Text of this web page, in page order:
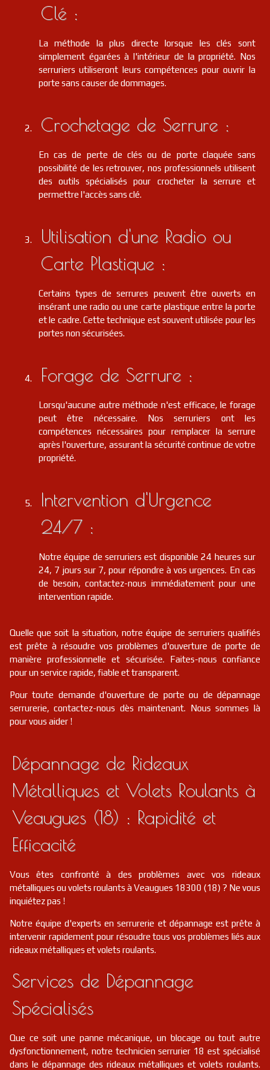
Clé :
La méthode la plus directe lorsque les clés sont
simplement égarées à l'intérieur de la propriété. Nos
serruriers utiliseront leurs compétences pour ouvrir la
porte sans causer de dommages.
Crochetage de Serrure :
En cas de perte de clés ou de porte claquée sans
possibilité de les retrouver, nos professionnels utilisent
des outils spécialisés pour crocheter la serrure et
permettre l'accès sans clé.
Utilisation d'une Radio ou
Carte Plastique :
Certains types de serrures peuvent être ouverts en
insérant une radio ou une carte plastique entre la porte
et le cadre. Cette technique est souvent utilisée pour les
portes non sécurisées.
Forage de Serrure :
Lorsqu'aucune autre méthode n'est efficace, le forage
peut être nécessaire. Nos serruriers ont les
compétences nécessaires pour remplacer la serrure
après l'ouverture, assurant la sécurité continue de votre
propriété.
Intervention d'Urgence
24/7 :
Notre équipe de serruriers est disponible 24 heures sur
24, 7 jours sur 7, pour répondre à vos urgences. En cas
de besoin, contactez-nous immédiatement pour une
intervention rapide.
Quelle que soit la situation, notre équipe de serruriers qualifiés
est prête à résoudre vos problèmes d'ouverture de porte de
manière professionnelle et sécurisée. Faites-nous confiance
pour un service rapide, fiable et transparent.
Pour toute demande d'ouverture de porte ou de dépannage
serrurerie, contactez-nous dès maintenant. Nous sommes là
pour vous aider !
Dépannage de Rideaux
Métalliques et Volets Roulants à
Veaugues (18) : Rapidité et
Efficacité
Vous êtes confronté à des problèmes avec vos rideaux
métalliques ou volets roulants à Veaugues 18300 (18) ? Ne vous
inquiétez pas !
Notre équipe d'experts en serrurerie et dépannage est prête à
intervenir rapidement pour résoudre tous vos problèmes liés aux
rideaux métalliques et volets roulants.
Services de Dépannage
Spécialisés
Que ce soit une panne mécanique, un blocage ou tout autre
dysfonctionnement, notre technicien serrurier 18 est spécialisé
dans le dépannage des rideaux métalliques et volets roulants.